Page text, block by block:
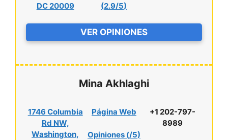
DC 20009
(2.9/5)
VER OPINIONES
Mina Akhlaghi
1746 Columbia
Rd NW,
Washington,
Página Web
Opiniones (/5)
+1 202-797-
8989